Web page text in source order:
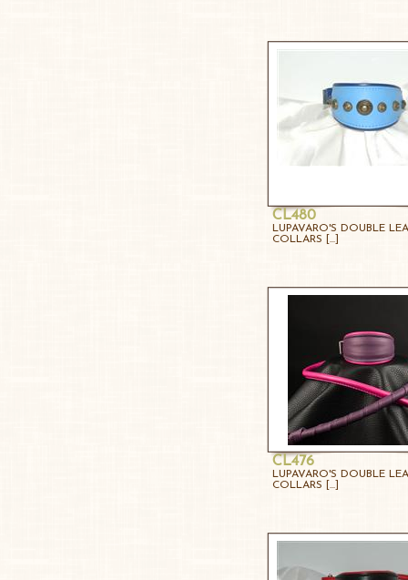
CL480
LUPAVARO'S DOUBLE
COLLARS [...]
CL476
LUPAVARO'S DOUBLE
COLLARS [...]